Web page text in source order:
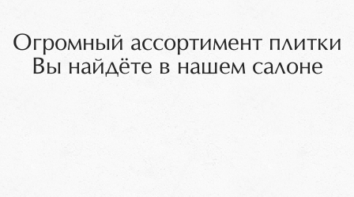
Огромный ассортимент плитки
Вы найдёте в нашем салоне